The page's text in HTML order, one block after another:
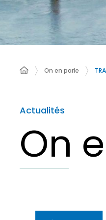
On en parle
Actualités
On